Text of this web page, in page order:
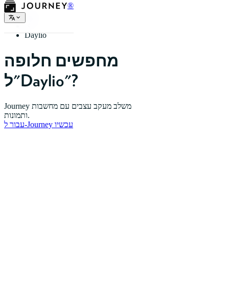
®
בית
Daylio
מחפשים חלופה
ל"Daylio"?
Journey משלב מעקב עצבים עם מחשבות
ותמונות.
עבור ל-Journey עכשיו